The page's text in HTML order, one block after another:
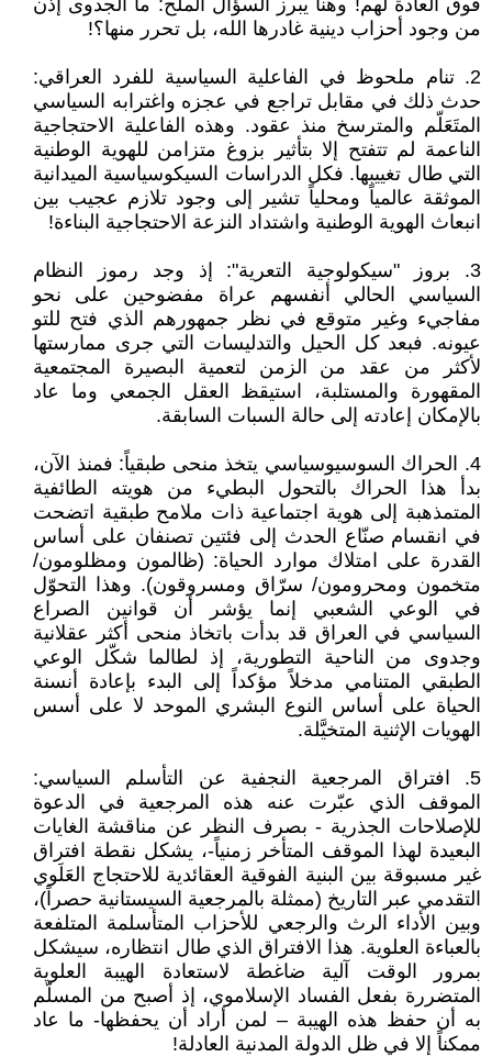
فوق العادة لهم! وهنا يبرز السؤال الملح: ما الجدوى إذن
من وجود أحزاب دينية غادرها الله، بل تحرر منها؟!
2. تنام ملحوظ في الفاعلية السياسية للفرد العراقي:
حدث ذلك في مقابل تراجع في عجزه واغترابه السياسي
المتَعَلّم والمترسخ منذ عقود. وهذه الفاعلية الاحتجاجية
الناعمة لم تتفتح إلا بتأثير بزوغ متزامن للهوية الوطنية
التي طال تغييبها. فكل الدراسات السيكوسياسية الميدانية
الموثقة عالمياً ومحلياً تشير إلى وجود تلازم عجيب بين
انبعاث الهوية الوطنية واشتداد النزعة الاحتجاجية البناءة!
3. بروز "سيكولوجية التعرية": إذ وجد رموز النظام
السياسي الحالي أنفسهم عراة مفضوحين على نحو
مفاجيء وغير متوقع في نظر جمهورهم الذي فتح للتو
عيونه. فبعد كل الحيل والتدليسات التي جرى ممارستها
لأكثر من عقد من الزمن لتعمية البصيرة المجتمعية
المقهورة والمستلبة، استيقظ العقل الجمعي وما عاد
بالإمكان إعادته إلى حالة السبات السابقة.
4. الحراك السوسيوسياسي يتخذ منحى طبقياً: فمنذ الآن،
بدأ هذا الحراك بالتحول البطيء من هويته الطائفية
المتمذهبة إلى هوية اجتماعية ذات ملامح طبقية اتضحت
في انقسام صنّاع الحدث إلى فئتين تصنفان على أساس
القدرة على امتلاك موارد الحياة: (ظالمون ومظلومون/
متخمون ومحرومون/ سرّاق ومسروقون). وهذا التحوّل
في الوعي الشعبي إنما يؤشر أن قوانين الصراع
السياسي في العراق قد بدأت باتخاذ منحى أكثر عقلانية
وجدوى من الناحية التطورية، إذ لطالما شكّل الوعي
الطبقي المتنامي مدخلاً مؤكداً إلى البدء بإعادة أنسنة
الحياة على أساس النوع البشري الموحد لا على أسس
الهويات الإثنية المتخيَّلة.
5. افتراق المرجعية النجفية عن التأسلم السياسي:
الموقف الذي عبّرت عنه هذه المرجعية في الدعوة
للإصلاحات الجذرية - بصرف النظر عن مناقشة الغايات
البعيدة لهذا الموقف المتأخر زمنياً-، يشكل نقطة افتراق
غير مسبوقة بين البنية الفوقية العقائدية للاحتجاج العَلَوي
التقدمي عبر التاريخ (ممثلة بالمرجعية السيستانية حصراً)،
وبين الأداء الرث والرجعي للأحزاب المتأسلمة المتلفعة
بالعباءة العلوية. هذا الافتراق الذي طال انتظاره، سيشكل
بمرور الوقت آلية ضاغطة لاستعادة الهيبة العلوية
المتضررة بفعل الفساد الإسلاموي، إذ أصبح من المسلّم
به أن حفظ هذه الهيبة – لمن أراد أن يحفظها- ما عاد
ممكناً إلا في ظل الدولة المدنية العادلة!